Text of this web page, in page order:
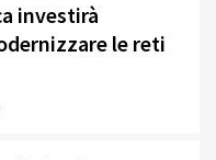
investirà
le reti